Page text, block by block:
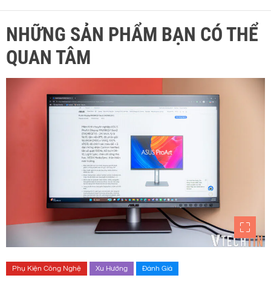
NHỮNG SẢN PHẨM BẠN CÓ THỂ
QUAN TÂM
Phụ Kiện Công Nghệ Xu Hướng Đánh Giá